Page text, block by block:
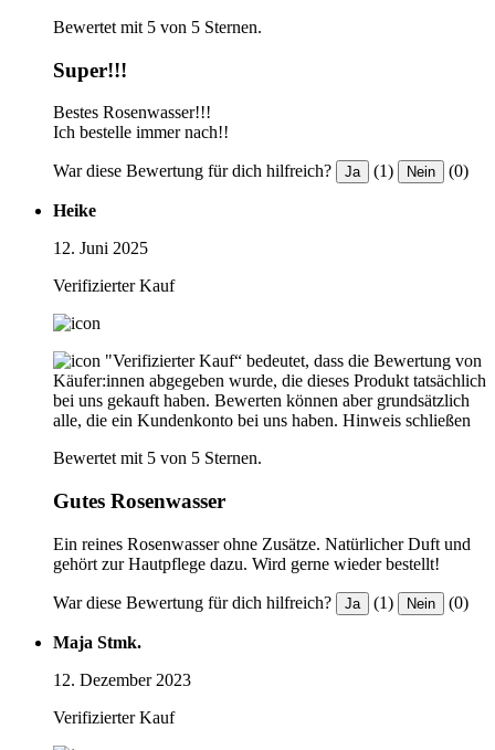
Bewertet mit 5 von 5 Sternen.
Super!!!
Bestes Rosenwasser!!!
Ich bestelle immer nach!!
War diese Bewertung für dich hilfreich? Ja (1) Nein (0)
Heike
12. Juni 2025
Verifizierter Kauf
"Verifizierter Kauf“ bedeutet, dass die Bewertung von
Käufer:innen abgegeben wurde, die dieses Produkt tatsächlich
bei uns gekauft haben. Bewerten können aber grundsätzlich
alle, die ein Kundenkonto bei uns haben. Hinweis schließen
Bewertet mit 5 von 5 Sternen.
Gutes Rosenwasser
Ein reines Rosenwasser ohne Zusätze. Natürlicher Duft und
gehört zur Hautpflege dazu. Wird gerne wieder bestellt!
War diese Bewertung für dich hilfreich? Ja (1) Nein (0)
Maja Stmk.
12. Dezember 2023
Verifizierter Kauf